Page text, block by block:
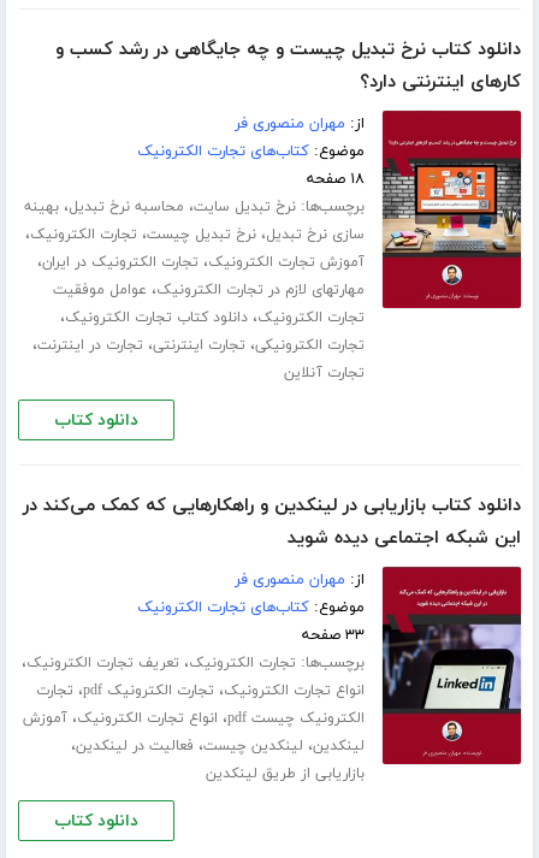
دانلود کتاب نرخ تبدیل چیست و چه جایگاهی در رشد کسب و
کارهای اینترنتی دارد؟
از: مهران منصوری فر
موضوع:کتاب‌های تجارت الکترونیک
۱۸ صفحه
برچسب‌ها:نرخ تبدیل سایت، محاسبه نرخ تبدیل،بهینه
سازی نرخ تبدیل،نرخ تبدیل چیست، تجارت الکترونیک،
آموزش تجارت الکترونیک، تجارت الکترونیک در ایران،
مهارتهای لازم در تجارت الکترونیک، عوامل موفقیت
تجارت الکترونیک،دانلود کتاب تجارت الکترونیک،
تجارت الکترونیکی، تجارت اینترنتی، تجارت در اینترنت،
تجارت آنلاین
دانلود کتاب
دانلود کتاب بازاریابی در لینکدین و راهکارهایی که کمک می‌کند در
این شبکه اجتماعی دیده شوید
از: مهران منصوری فر
موضوع:کتاب‌های تجارت الکترونیک
۳۳ صفحه
برچسب‌ها: تجارت الکترونیک، تعریف تجارت الکترونیک،
انواع تجارت الکترونیک، تجارت الکترونیک pdf ، تجارت
الکترونیک چیست pdf
، انواع تجارت الکترونیک،آموزش
لینکدین، لینکدین چیست، فعالیت در لینکدین،
بازاریابی از طریق لینکدین
دانلود کتاب